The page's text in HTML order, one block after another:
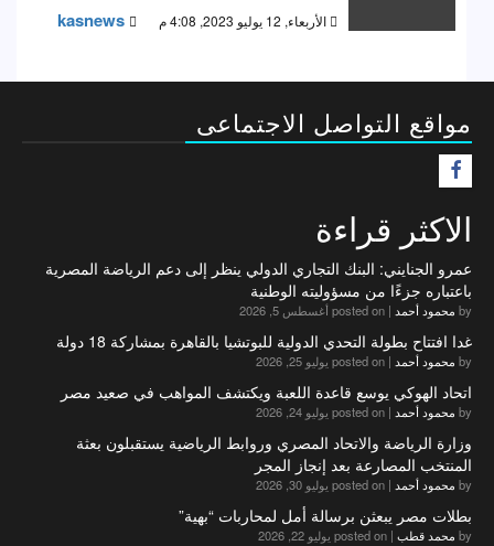
الأربعاء, 12 يوليو 2023, 4:08 م kasnews
مواقع التواصل الاجتماعى
الاكثر قراءة
عمرو الجنايني: البنك التجاري الدولي ينظر إلى دعم الرياضة المصرية
باعتباره جزءًا من مسؤوليته الوطنية
by محمود أحمد | posted on أغسطس 5, 2026
غدا افتتاح بطولة التحدي الدولية للبوتشيا بالقاهرة بمشاركة 18 دولة
by محمود أحمد | posted on يوليو 25, 2026
اتحاد الهوكي يوسع قاعدة اللعبة ويكتشف المواهب في صعيد مصر
by محمود أحمد | posted on يوليو 24, 2026
وزارة الرياضة والاتحاد المصري وروابط الرياضية يستقبلون بعثة
المنتخب المصارعة بعد إنجاز المجر
by محمود أحمد | posted on يوليو 30, 2026
بطلات مصر يبعثن برسالة أمل لمحاربات “بهية”
by محمد قطب | posted on يوليو 22, 2026